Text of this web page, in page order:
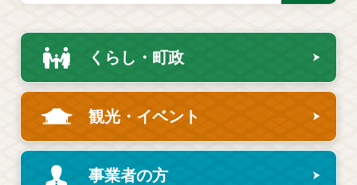
くらし・町政
観光・イベント
事業者の方